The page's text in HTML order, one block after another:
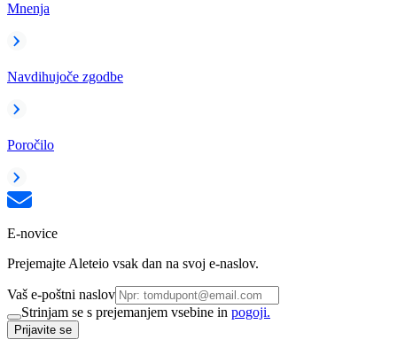
Mnenja
Navdihujoče zgodbe
Poročilo
E-novice
Prejemajte Aleteio vsak dan na svoj e-naslov.
Vaš e-poštni naslov
Strinjam se s prejemanjem vsebine in pogoji.
Prijavite se